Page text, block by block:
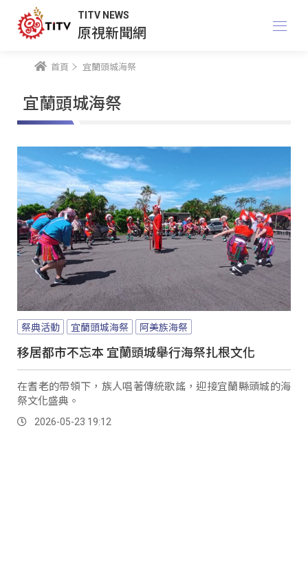
TITV NEWS
原視新聞網
首頁 宜蘭頭城海祭
宜蘭頭城海祭
祭典活動 宜蘭頭城海祭 阿美族海祭
移居都市不忘本 宜蘭頭城舉行海祭扎根文化
在耆老的帶領下，族人唱著傳統歌謠，迎接宜蘭縣頭城的海
祭文化盛典。
2026-05-23 19:12